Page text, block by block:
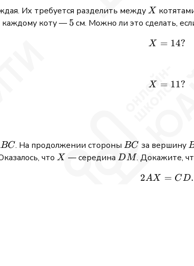
Их требуется разделить междуX
X
каждому коту — 5
5см. Можно ли это сделать,
X =
X = 14?
X =
X = 11?
BC. На продолжении стороныBC
BC за вершину
чтоX
X — середина DM
DM. Докажите,
2AX
2AX = CD.